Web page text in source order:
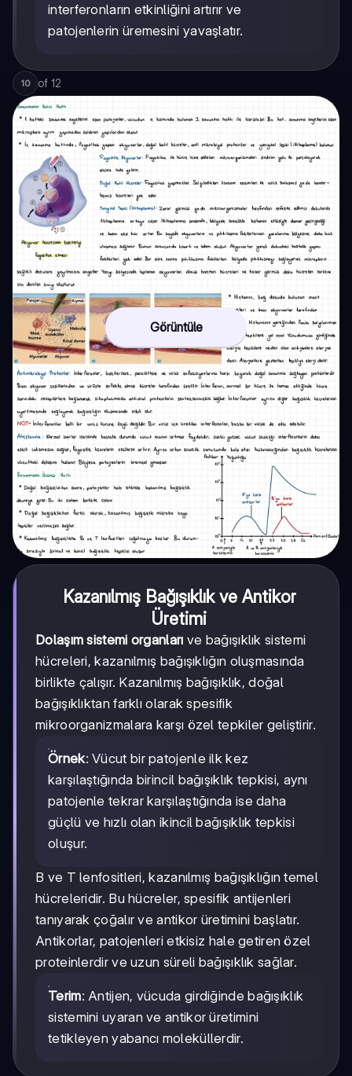
interferonların etkinliğini artırır ve
patojenlerin üremesini yavaşlatır.
10 of 12
Görüntüle
Kazanılmış Bağışıklık ve Antikor
Üretimi
Dolaşım sistemi organları ve bağışıklık sistemi
hücreleri, kazanılmış bağışıklığın oluşmasında
birlikte çalışır. Kazanılmış bağışıklık, doğal
bağışıklıktan farklı olarak spesifik
mikroorganizmalara karşı özel tepkiler geliştirir.
Örnek: Vücut bir patojenle ilk kez
karşılaştığında birincil bağışıklık tepkisi, aynı
patojenle tekrar karşılaştığında ise daha
güçlü ve hızlı olan ikincil bağışıklık tepkisi
oluşur.
B ve T lenfositleri, kazanılmış bağışıklığın temel
hücreleridir. Bu hücreler, spesifik antijenleri
tanıyarak çoğalır ve antikor üretimini başlatır.
Antikorlar, patojenleri etkisiz hale getiren özel
proteinlerdir ve uzun süreli bağışıklık sağlar.
Terim: Antijen, vücuda girdiğinde bağışıklık
sistemini uyaran ve antikor üretimini
tetikleyen yabancı moleküllerdir.